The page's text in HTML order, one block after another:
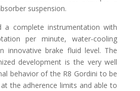
suspension.
a complete instrumentation with
per minute, water-cooling
innovative brake fluid level. The
development is the very well
behavior of the R8 Gordini to be
the adherence limits and able to